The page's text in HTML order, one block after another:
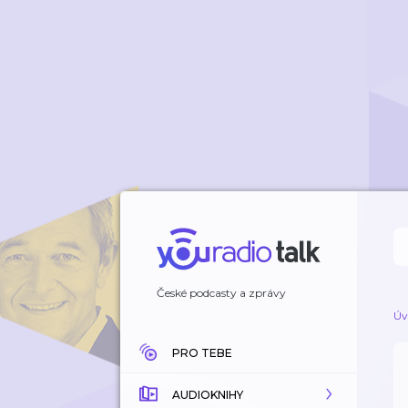
České podcasty a zprávy
PRO TEBE
AUDIOKNIHY